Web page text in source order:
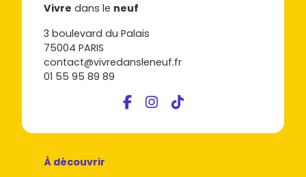
Vivre dans le neuf
3 boulevard du Palais
75004 PARIS
contact@vivredansleneuf.fr
01 55 95 89 89
À découvrir